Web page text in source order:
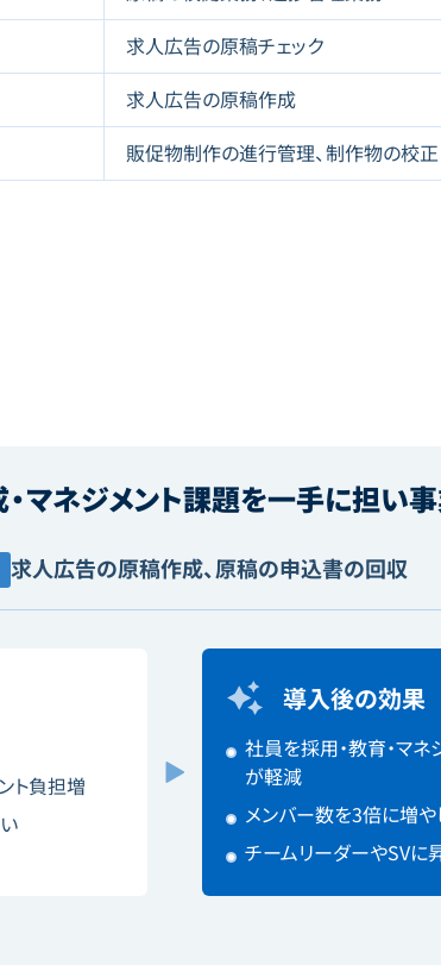
求人広告の原稿チェック
求人広告の原稿作成
販促物制作の進行管理、制作物の校正
マネジメント課題を一手に担い
求人広告の原稿作成、原稿の申込書の回収
ト負担増
導入後の効果
社員を採用・教育・マ
が軽減
メンバー数を3倍に増
チームリーダーやSVに